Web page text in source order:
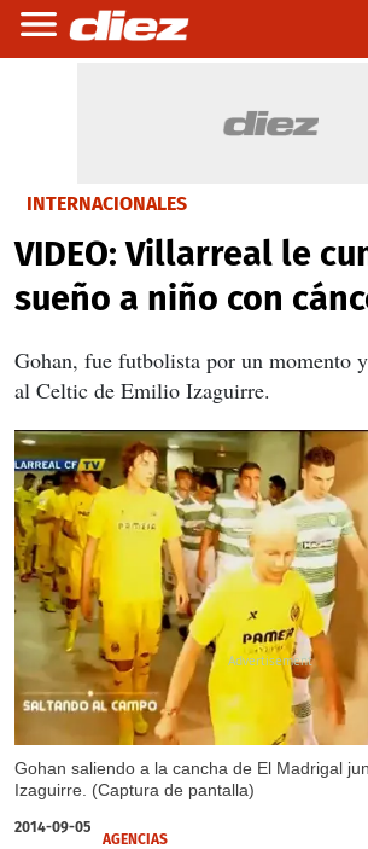
INTERNACIONALES
VIDEO: Villarreal le
sueño a niño con
Gohan, fue futbolista por un momento
al Celtic de Emilio Izaguirre.
Gohan saliendo a la cancha de El Madrigal
Izaguirre. (Captura de pantalla)
2014-09-05
AGENCIAS